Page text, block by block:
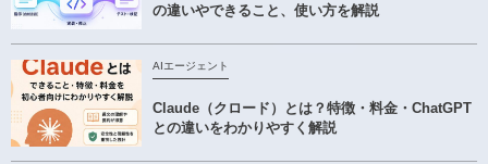
の違いやできること、使い方を解説
AIエージェント
Claude（クロード）とは？特徴・料金・ChatGPT
との違いをわかりやすく解説